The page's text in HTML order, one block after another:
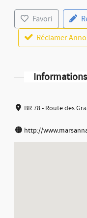
Favori
Réclamer
BR 78 - Route des
http://